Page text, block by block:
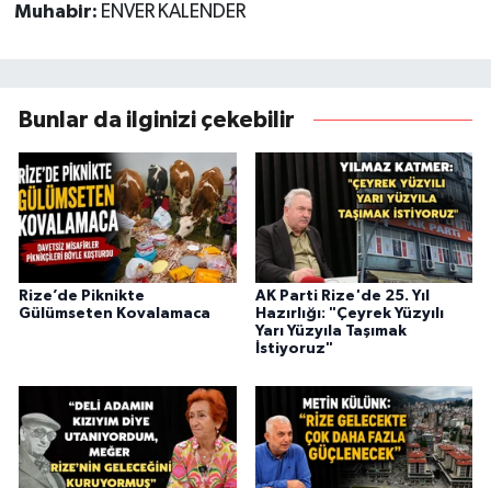
Muhabir: ENVER KALENDER
Bunlar da ilginizi çekebilir
Rize’de Piknikte
Gülümseten Kovalamaca
AK Parti Rize'de 25. Yıl
Hazırlığı: "Çeyrek Yüzyılı
Yarı Yüzyıla Taşımak
İstiyoruz"